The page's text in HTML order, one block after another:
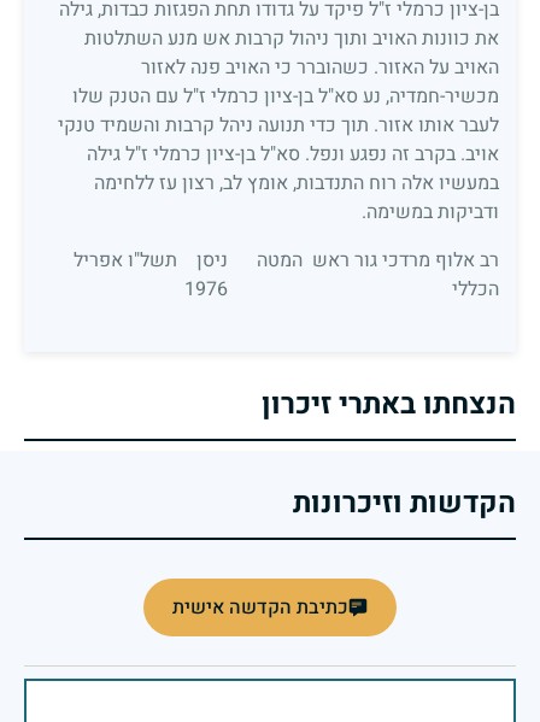
בן-ציון כרמלי ז"ל פיקד על גדודו תחת הפגזות כבדות, גילה
את כוונות האויב ותוך ניהול קרבות אש מנע השתלטות
האויב על האזור. כשהוברר כי האויב פנה לאזור
מכשיר-חמדיה, נע סא"ל בן-ציון כרמלי ז"ל עם הטנק שלו
לעבר אותו אזור. תוך כדי תנועה ניהל קרבות והשמיד טנקי
אויב. בקרב זה נפגע ונפל. סא"ל בן-ציון כרמלי ז"ל גילה
במעשיו אלה רוח התנדבות, אומץ לב, רצון עז ללחימה
ודביקות במשימה.
רב אלוף מרדכי גור ראש המטה
הכללי
ניסן תשל"ו אפריל
1976
הנצחתו באתרי זיכרון
הקדשות וזיכרונות
כתיבת הקדשה אישית